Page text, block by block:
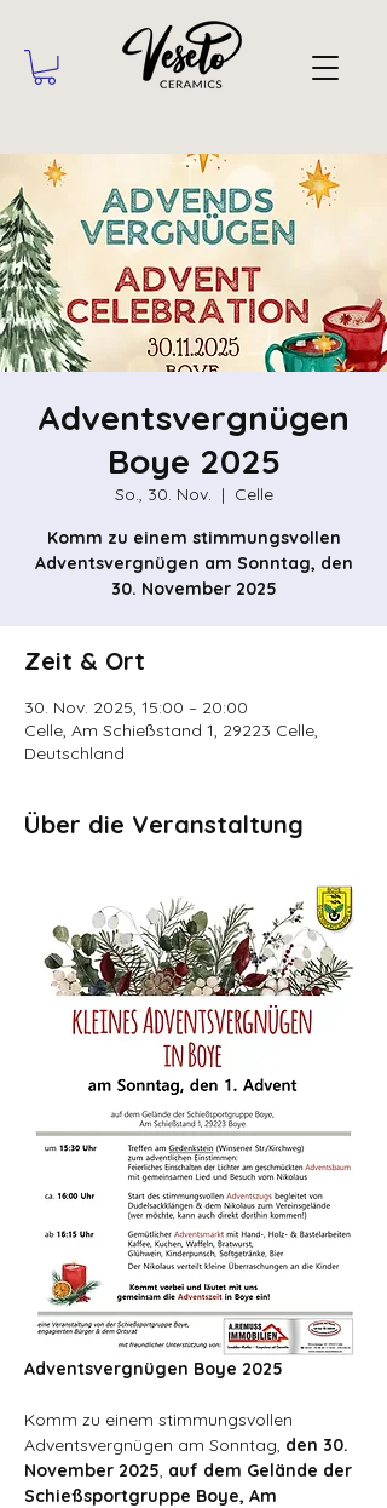
Adventsvergnügen
Boye 2025
So., 30. Nov.
  |
Celle
Komm zu einem stimmungsvollen
Adventsvergnügen am Sonntag, den
30. November 2025
Zeit & Ort
30. Nov. 2025, 15:00 – 20:00
Celle, Am Schießstand 1, 29223 Celle,
Deutschland
Über die Veranstaltung
Adventsvergnügen Boye 2025
Komm zu einem stimmungsvollen
Adventsvergnügen am Sonntag, den 30.
November 2025, auf dem Gelände der
Schießsportgruppe Boye, Am